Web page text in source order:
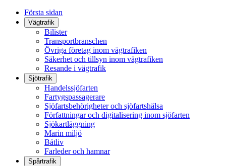
Första sidan
Vägtrafik
Bilister
Transportbranschen
Övriga företag inom vägtrafiken
Säkerhet och tillsyn inom vägtrafiken
Resande i vägtrafik
Sjötrafik
Handelssjöfarten
Fartygspassagerare
Sjöfartsbehörigheter och sjöfartshälsa
Författningar och digitalisering inom sjöfarten
Sjökartläggning
Marin miljö
Båtliv
Farleder och hamnar
Spårtrafik